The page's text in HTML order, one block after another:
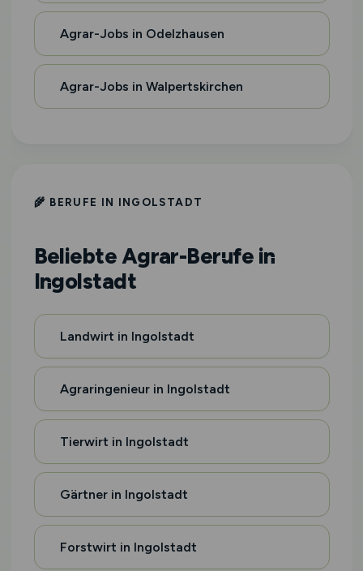
Agrar-Jobs in Odelzhausen
Agrar-Jobs in Walpertskirchen
🌾 BERUFE IN INGOLSTADT
Beliebte Agrar-Berufe in
Ingolstadt
Landwirt in Ingolstadt
Agraringenieur in Ingolstadt
Tierwirt in Ingolstadt
Gärtner in Ingolstadt
Forstwirt in Ingolstadt